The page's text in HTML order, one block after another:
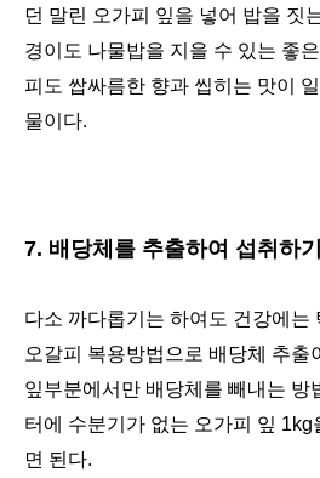
던 말린 오가피 잎을 넣어 밥을 짓
경이도 나물밥을 지을 수 있는 좋
피도 쌉싸름한 향과 씹히는 맛이
물이다.
7. 배당체를 추출하여 섭취하기
다소 까다롭기는 하여도 건강에는
오갈피 복용방법으로 배당체 추출
잎부분에서만 배당체를 빼내는 방
터에 수분기가 없는 오가피 잎
면 된다.